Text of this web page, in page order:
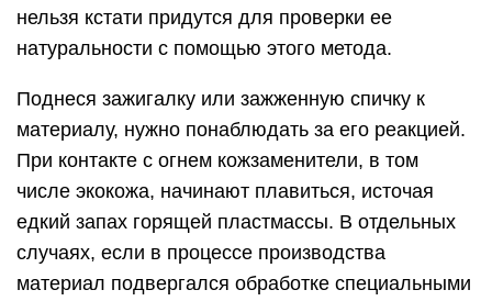
нельзя кстати придутся для проверки ее
натуральности с помощью этого метода.
Поднеся зажигалку или зажженную спичку к
материалу, нужно понаблюдать за его реакцией.
При контакте с огнем кожзаменители, в том
числе экокожа, начинают плавиться, источая
едкий запах горящей пластмассы. В отдельных
случаях, если в процессе производства
материал подвергался обработке специальными